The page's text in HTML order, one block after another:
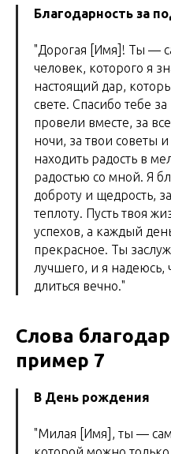
Благодарность за
"Дорогая [Имя]! Ты —
человек, которого я
настоящий дар,
свете. Спасибо тебе
провели вместе, за
ночи, за твои советы
находить радость в
радостью со мной. Я
доброту и щедрость,
теплоту. Пусть твоя
успехов, а каждый
прекрасное. Ты
лучшего, и я надеюсь,
длиться вечно."
Слова
пример 7
В День рождения
"Милая [Имя], ты —